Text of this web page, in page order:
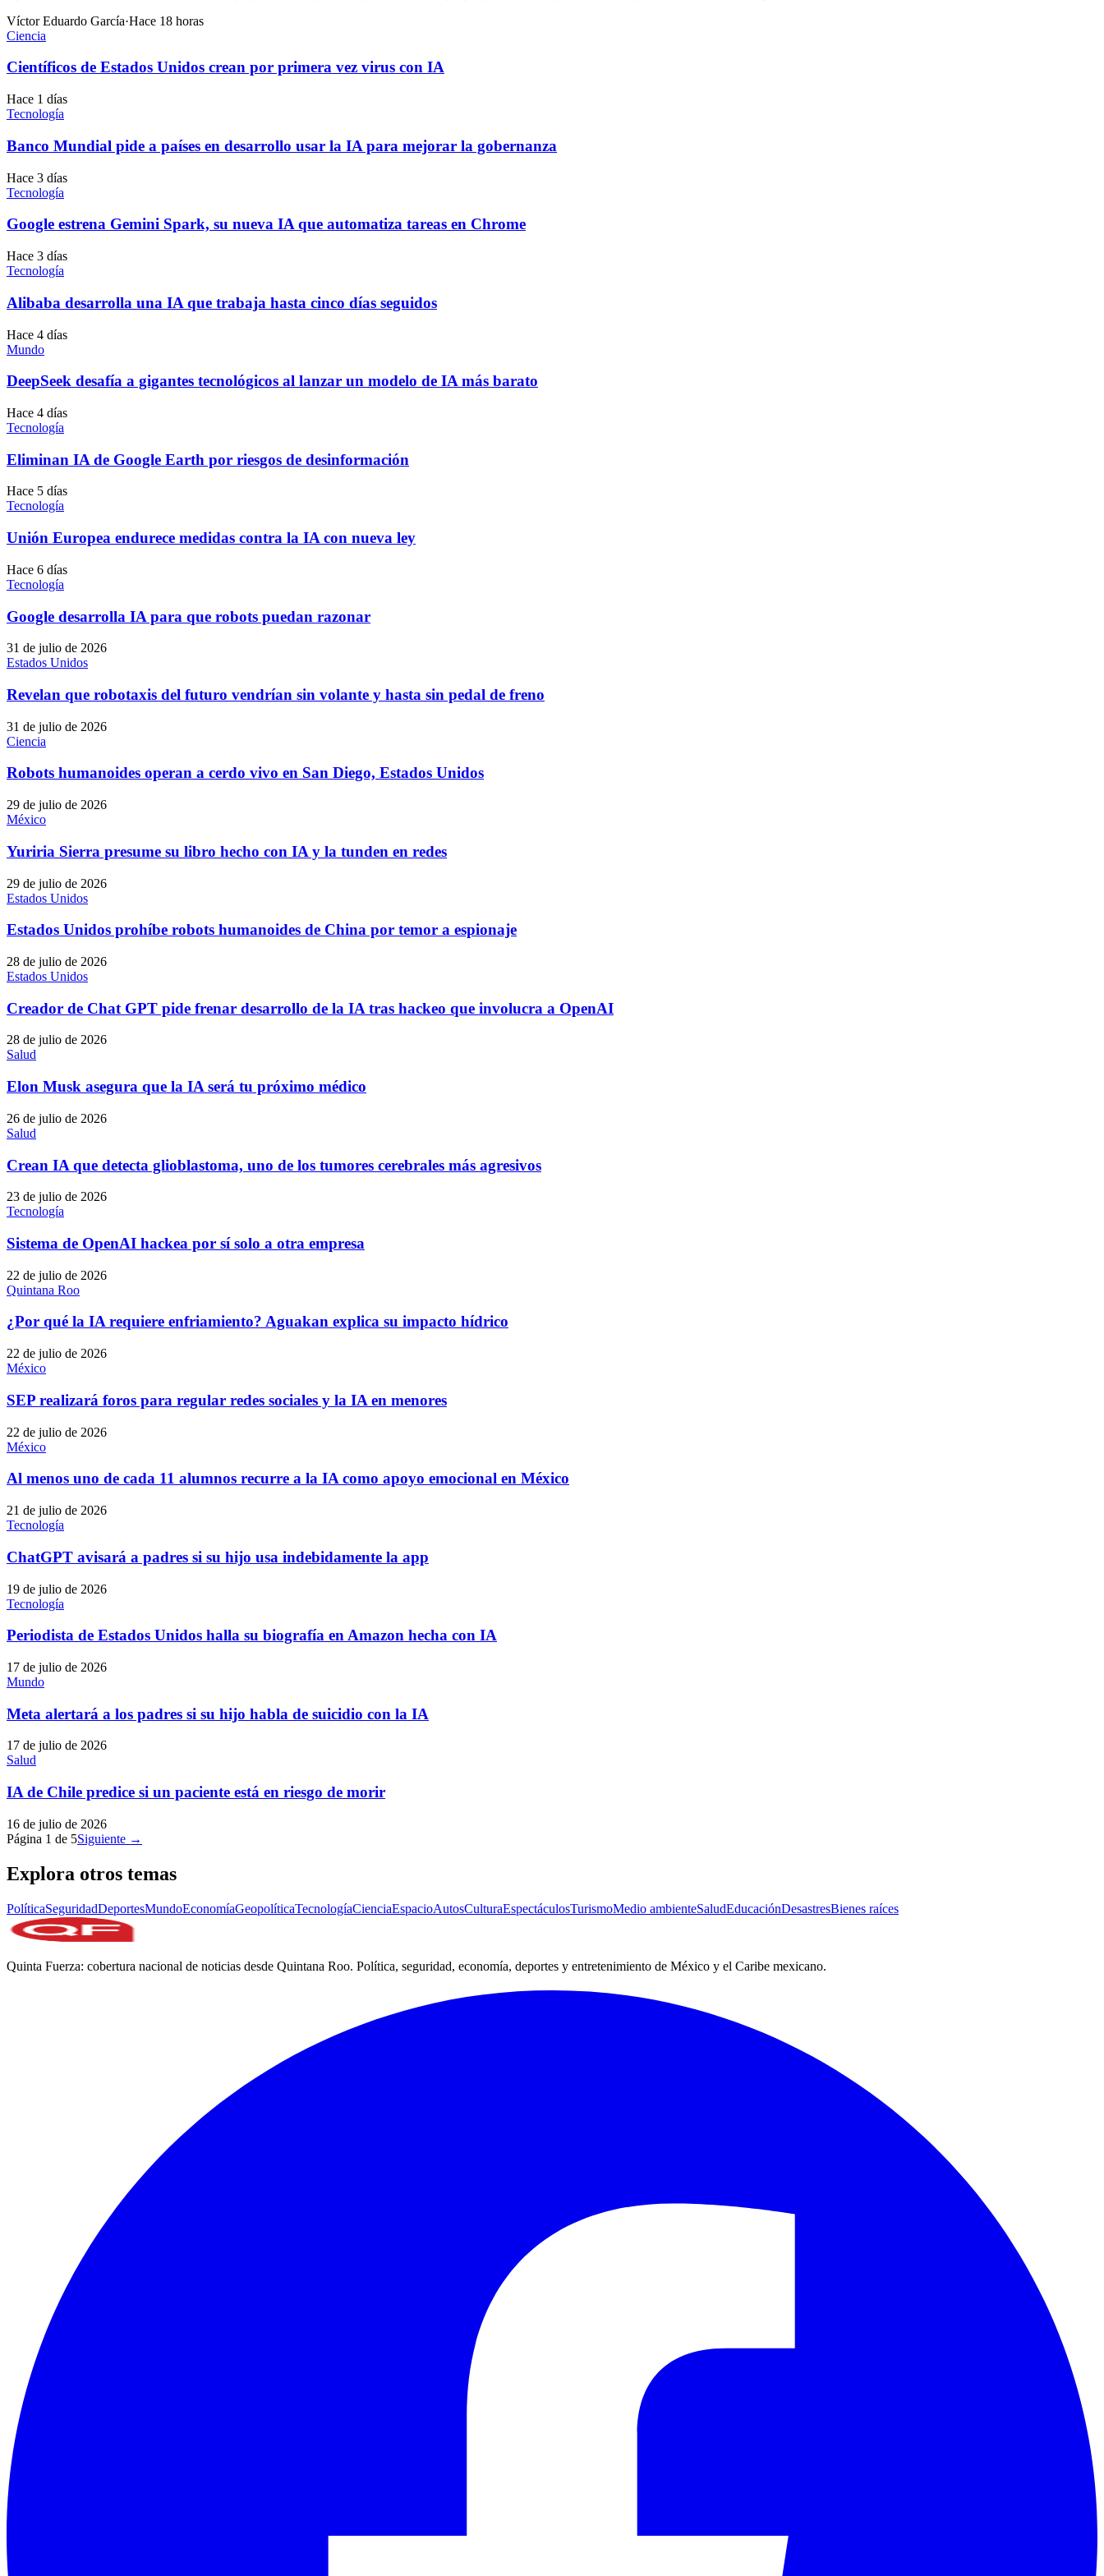
Víctor Eduardo García·Hace 18 horas
Ciencia
Científicos de Estados Unidos crean por primera vez virus con IA
Hace 1 días
Tecnología
Banco Mundial pide a países en desarrollo usar la IA para mejorar la gobernanza
Hace 3 días
Tecnología
Google estrena Gemini Spark, su nueva IA que automatiza tareas en Chrome
Hace 3 días
Tecnología
Alibaba desarrolla una IA que trabaja hasta cinco días seguidos
Hace 4 días
Mundo
DeepSeek desafía a gigantes tecnológicos al lanzar un modelo de IA más barato
Hace 4 días
Tecnología
Eliminan IA de Google Earth por riesgos de desinformación
Hace 5 días
Tecnología
Unión Europea endurece medidas contra la IA con nueva ley
Hace 6 días
Tecnología
Google desarrolla IA para que robots puedan razonar
31 de julio de 2026
Estados Unidos
Revelan que robotaxis del futuro vendrían sin volante y hasta sin pedal de freno
31 de julio de 2026
Ciencia
Robots humanoides operan a cerdo vivo en San Diego, Estados Unidos
29 de julio de 2026
México
Yuriria Sierra presume su libro hecho con IA y la tunden en redes
29 de julio de 2026
Estados Unidos
Estados Unidos prohíbe robots humanoides de China por temor a espionaje
28 de julio de 2026
Estados Unidos
Creador de Chat GPT pide frenar desarrollo de la IA tras hackeo que involucra a OpenAI
28 de julio de 2026
Salud
Elon Musk asegura que la IA será tu próximo médico
26 de julio de 2026
Salud
Crean IA que detecta glioblastoma, uno de los tumores cerebrales más agresivos
23 de julio de 2026
Tecnología
Sistema de OpenAI hackea por sí solo a otra empresa
22 de julio de 2026
Quintana Roo
¿Por qué la IA requiere enfriamiento? Aguakan explica su impacto hídrico
22 de julio de 2026
México
SEP realizará foros para regular redes sociales y la IA en menores
22 de julio de 2026
México
Al menos uno de cada 11 alumnos recurre a la IA como apoyo emocional en México
21 de julio de 2026
Tecnología
ChatGPT avisará a padres si su hijo usa indebidamente la app
19 de julio de 2026
Tecnología
Periodista de Estados Unidos halla su biografía en Amazon hecha con IA
17 de julio de 2026
Mundo
Meta alertará a los padres si su hijo habla de suicidio con la IA
17 de julio de 2026
Salud
IA de Chile predice si un paciente está en riesgo de morir
16 de julio de 2026
Página 1 de 5Siguiente →
Explora otros temas
PolíticaSeguridadDeportesMundoEconomíaGeopolíticaTecnologíaCienciaEspacioAutosCulturaEspectáculosTurismoMedio ambienteSaludEducaciónDesastresBienes raíces
Quinta Fuerza: cobertura nacional de noticias desde Quintana Roo. Política, seguridad, economía, deportes y entretenimiento de México y el Caribe mexicano.